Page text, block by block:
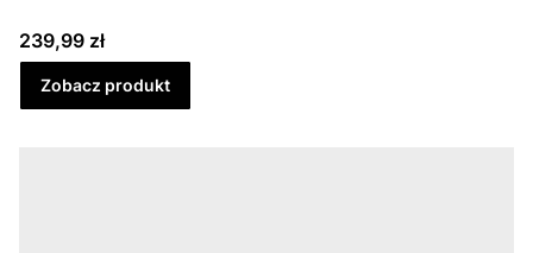
Cena
239,99 zł
Zobacz produkt